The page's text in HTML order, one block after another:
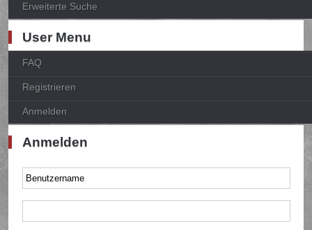
Erweiterte Suche
User Menu
FAQ
Registrieren
Anmelden
Anmelden